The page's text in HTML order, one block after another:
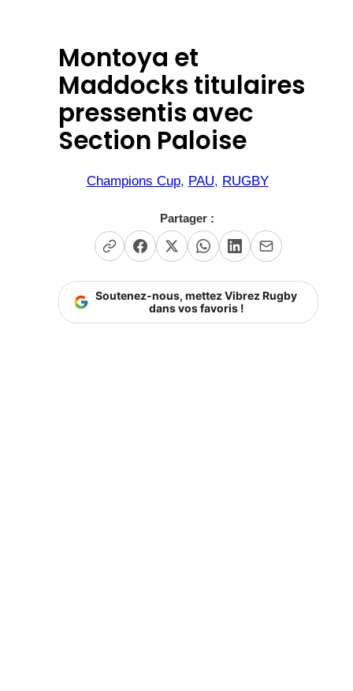
Montoya et
Maddocks titulaires
pressentis avec
Section Paloise
Champions Cup, PAU, RUGBY
Partager :
Soutenez-nous, mettez Vibrez Rugby
dans vos favoris !